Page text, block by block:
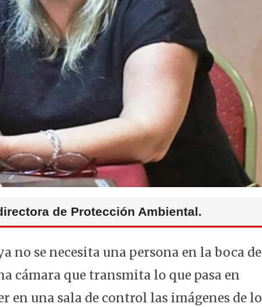
de Protección Ambiental.
no se necesita una persona en la boca de
cámara que transmita lo que pasa en
en una sala de control las imágenes de lo